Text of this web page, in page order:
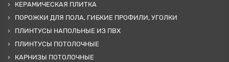
КЕРАМИЧЕСКАЯ ПЛИТКА
ПОРОЖКИ ДЛЯ ПОЛА, ГИБКИЕ ПРОФИЛИ, УГОЛКИ
ПЛИНТУСЫ НАПОЛЬНЫЕ ИЗ ПВХ
ПЛИНТУСЫ ПОТОЛОЧНЫЕ
КАРНИЗЫ ПОТОЛОЧНЫЕ